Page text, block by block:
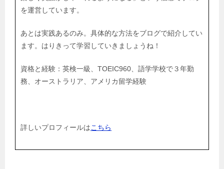
を運営しています。
あとは実践あるのみ。具体的な方法をブログで紹介してい
ます。はりきって学習していきましょうね！
資格と経験：英検一級、TOEIC960、語学学校で３年勤
務、オーストラリア、アメリカ留学経験
詳しいプロフィールはこちら